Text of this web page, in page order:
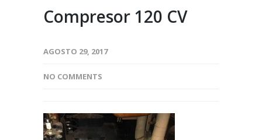
Compresor 120 CV
AGOSTO 29, 2017
NO COMMENTS